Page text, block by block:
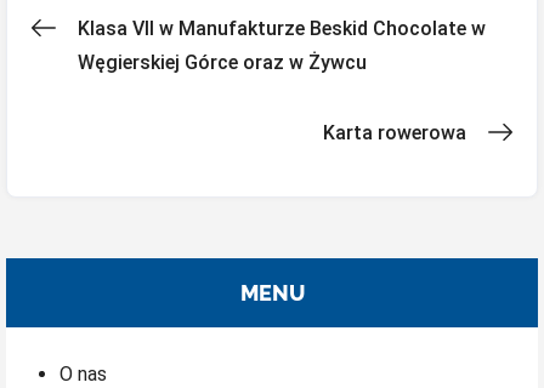
Nawigacja
Klasa VII w Manufakturze Beskid Chocolate w
Węgierskiej Górce oraz w Żywcu
Karta rowerowa
MENU
O nas